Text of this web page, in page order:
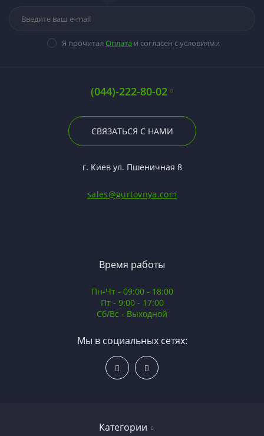
Я прочитал Оплата и согласен с условиями
(044)-222-80-02
СВЯЗАТЬСЯ С НАМИ
г. Киев ул. Пшеничная 8
sales@gurtovnya.com
Категории
Время работы
Пн-Чт - 09:00 - 18:00
Пт - 9:00 - 17:00
Сб/Вс - Выходной
Мы в социальных сетях: